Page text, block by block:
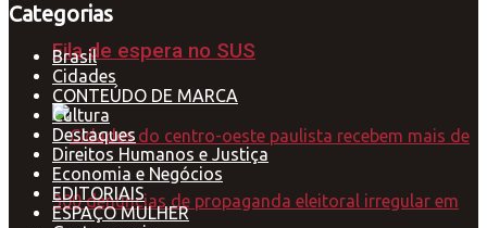
Fila de espera no SUS
Categorias
Brasil
Cidades
CONTEÚDO DE MARCA
Cultura
Destaques
Direitos Humanos e Justiça
Economia e Negócios
EDITORIAIS
ESPAÇO MULHER